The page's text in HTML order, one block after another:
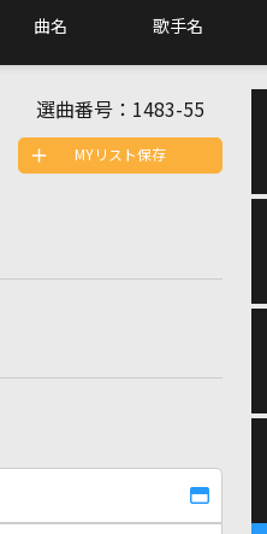
曲名 歌手名
選曲番号： 1483-55
MYリスト保存